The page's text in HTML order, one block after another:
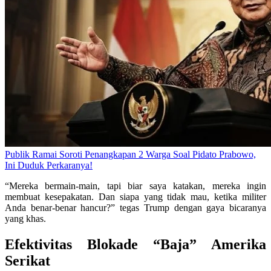
Publik Ramai Soroti Penangkapan 2 Warga Soal Pidato Prabowo,
Ini Duduk Perkaranya!
“Mereka bermain-main, tapi biar saya katakan, mereka ingin
membuat kesepakatan. Dan siapa yang tidak mau, ketika militer
Anda benar-benar hancur?” tegas Trump dengan gaya bicaranya
yang khas.
Efektivitas Blokade “Baja” Amerika
Serikat